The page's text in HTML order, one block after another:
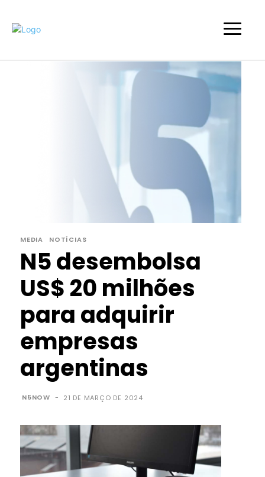
MEDIA NOTÍCIAS
N5 desembolsa
US$ 20 milhões
para adquirir
empresas
argentinas
N5NOW - 21 DE MARÇO DE 2024